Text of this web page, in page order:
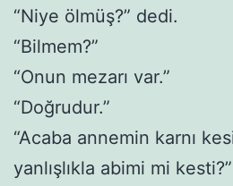
“Niye ölmüş?” dedi.
“Bilmem?”
“Onun mezarı var.”
“Doğrudur.”
“Acaba annemin karnı
yanlışlıkla abimi mi kesti?”